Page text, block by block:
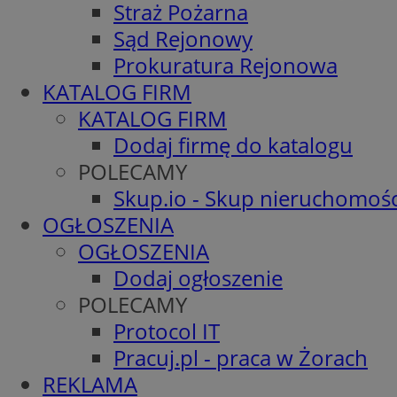
Straż Pożarna
Sąd Rejonowy
Prokuratura Rejonowa
KATALOG FIRM
KATALOG FIRM
Dodaj firmę do katalogu
POLECAMY
Skup.io - Skup
OGŁOSZENIA
OGŁOSZENIA
Dodaj ogłoszenie
POLECAMY
Protocol IT
Pracuj.pl - praca w Żorach
REKLAMA